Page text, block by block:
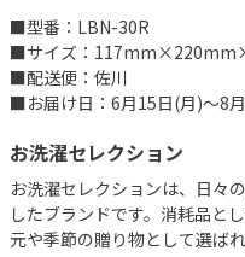
■型番：LBN-30R
■サイズ：
■配送便：佐川
■お届け日：6月15日(月)～8
お洗濯セレクション
お洗濯セレクションは、日々
したブランドです。消耗品と
元や季節の贈り物として選ばれ